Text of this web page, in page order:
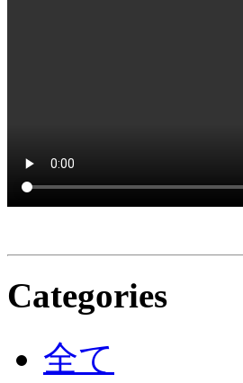
Categories
全て